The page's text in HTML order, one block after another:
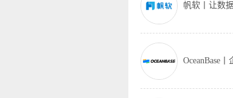
帆软丨让数
OceanBase